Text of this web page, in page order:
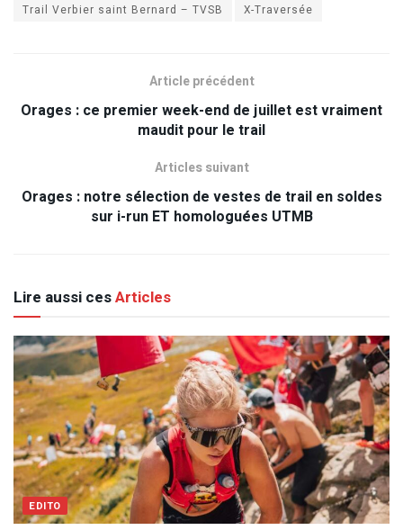
Trail Verbier saint Bernard – TVSB
X-Traversée
Article précédent
Orages : ce premier week-end de juillet est vraiment
maudit pour le trail
Articles suivant
Orages : notre sélection de vestes de trail en soldes
sur i-run ET homologuées UTMB
Lire aussi cesArticles
EDITO